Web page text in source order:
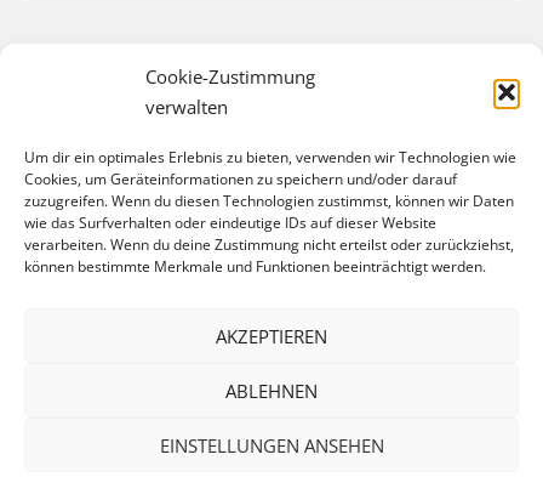
Cookie-Zustimmung
verwalten
Um dir ein optimales Erlebnis zu bieten, verwenden wir Technologien wie
Cookies, um Geräteinformationen zu speichern und/oder darauf
zuzugreifen. Wenn du diesen Technologien zustimmst, können wir Daten
wie das Surfverhalten oder eindeutige IDs auf dieser Website
verarbeiten. Wenn du deine Zustimmung nicht erteilst oder zurückziehst,
können bestimmte Merkmale und Funktionen beeinträchtigt werden.
AKZEPTIEREN
ABLEHNEN
EINSTELLUNGEN ANSEHEN
Förderverein Trelleborg-Schule e. V.
Eschengraben 40
13189 Berlin
Bankverbindung: